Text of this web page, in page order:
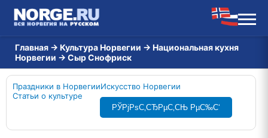
Главная → Культура Норвегии → Национальная кухня
Норвегии → Сыр Снофриск
Праздники в НорвегииИскусство Норвегии
Статьи о культуре
РЎРјРѕС‚СЂРµС‚СЊ РµС‰С‘